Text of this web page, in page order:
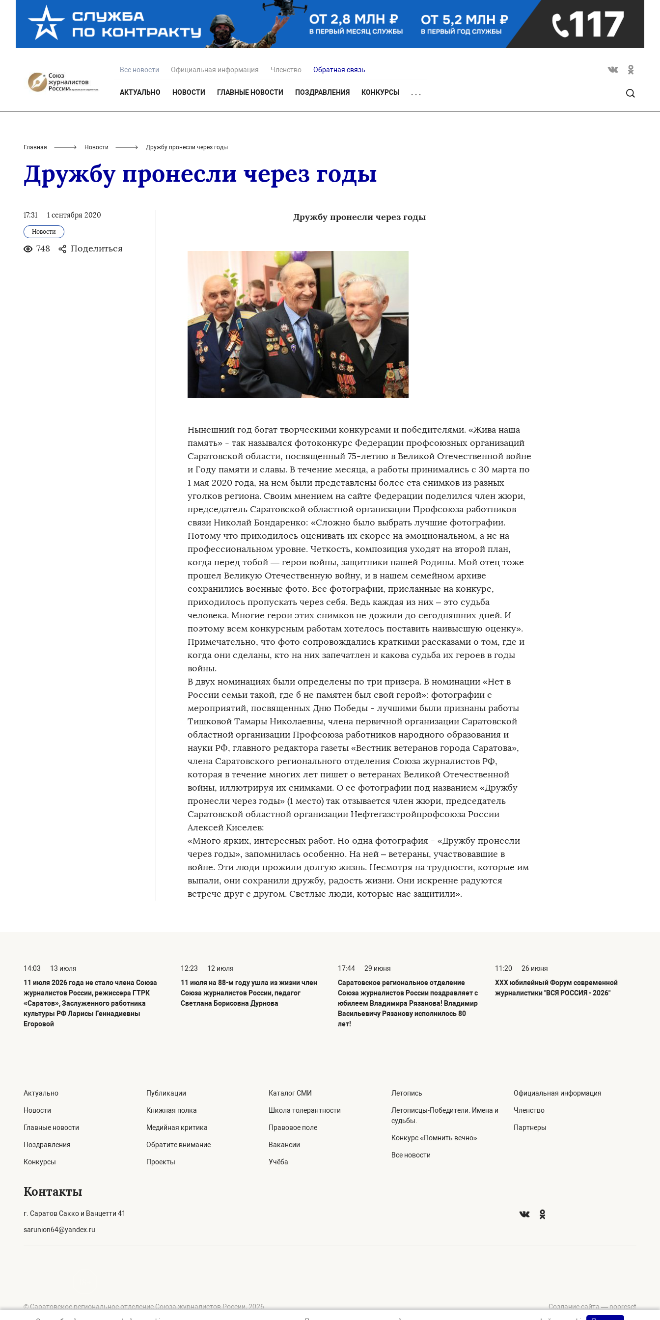
Все новости Официальная информация Членство Обратная связь
АКТУАЛЬНО НОВОСТИ ГЛАВНЫЕ НОВОСТИ ПОЗДРАВЛЕНИЯ КОНКУРСЫ . . .
Главная Новости Дружбу пронесли через годы
Дружбу пронесли через годы
17:31 1 сентября 2020
Новости
748 Поделиться
Дружбу пронесли через годы
Нынешний год богат творческими конкурсами и победителями. «Жива наша
память» - так назывался фотоконкурс Федерации профсоюзных организаций
Саратовской области, посвященный 75-летию в Великой Отечественной войне
и Году памяти и славы. В течение месяца, а работы принимались с 30 марта по
1 мая 2020 года, на нем были представлены более ста снимков из разных
уголков региона. Своим мнением на сайте Федерации поделился член жюри,
председатель Саратовской областной организации Профсоюза работников
связи Николай Бондаренко: «Сложно было выбрать лучшие фотографии.
Потому что приходилось оценивать их скорее на эмоциональном, а не на
профессиональном уровне. Четкость, композиция уходят на второй план,
когда перед тобой — герои войны, защитники нашей Родины. Мой отец тоже
прошел Великую Отечественную войну, и в нашем семейном архиве
сохранились военные фото. Все фотографии, присланные на конкурс,
приходилось пропускать через себя. Ведь каждая из них – это судьба
человека. Многие герои этих снимков не дожили до сегодняшних дней. И
поэтому всем конкурсным работам хотелось поставить наивысшую оценку».
Примечательно, что фото сопровождались краткими рассказами о том, где и
когда они сделаны, кто на них запечатлен и какова судьба их героев в годы
войны.
В двух номинациях были определены по три призера. В номинации «Нет в
России семьи такой, где б не памятен был свой герой»: фотографии с
мероприятий, посвященных Дню Победы - лучшими были признаны работы
Тишковой Тамары Николаевны, члена первичной организации Саратовской
областной организации Профсоюза работников народного образования и
науки РФ, главного редактора газеты «Вестник ветеранов города Саратова»,
члена Саратовского регионального отделения Союза журналистов РФ,
которая в течение многих лет пишет о ветеранах Великой Отечественной
войны, иллютрируя их снимками. О ее фотографии под названием «Дружбу
пронесли через годы» (1 место) так отзывается член жюри, председатель
Саратовской областной организации Нефтегазстройпрофсоюза России
Алексей Киселев:
«Много ярких, интересных работ. Но одна фотография - «Дружбу пронесли
через годы», запомнилась особенно. На ней – ветераны, участвовавшие в
войне. Эти люди прожили долгую жизнь. Несмотря на трудности, которые им
выпали, они сохранили дружбу, радость жизни. Они искренне радуются
встрече друг с другом. Светлые люди, которые нас защитили».
14:03
13 июля
11 июля 2026 года не стало члена Союза
журналистов России, режиссера ГТРК
«Саратов», Заслуженного работника
культуры РФ Ларисы Геннадиевны
Егоровой
12:23
12 июля
11 июля на 88-м году ушла из жизни член
Союза журналистов России, педагог
Светлана Борисовна Дурнова
17:44
29 июня
Саратовское региональное отделение
Союза журналистов России поздравляет с
юбилеем Владимира Рязанова! Владимир
Васильевичу Рязанову исполнилось 80
лет!
11:20
26 июня
ХХХ юбилейный Форум современной
журналистики "ВСЯ РОССИЯ - 2026"
Актуально
Новости
Главные новости
Поздравления
Конкурсы
Публикации
Книжная полка
Медийная критика
Обратите внимание
Проекты
Каталог СМИ
Школа толерантности
Правовое поле
Вакансии
Учёба
Летопись
Летописцы-Победители. Имена и
судьбы.
Конкурс «Помнить вечно»
Все новости
Официальная информация
Членство
Партнеры
Контакты
г. Саратов Сакко и Ванцетти 41
sarunion64@yandex.ru
© Саратовское региональное отделение Союза журналистов России, 2026
Создание сайта — nopreset